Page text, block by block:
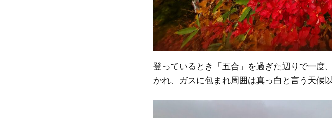
登っているとき「五合」を過ぎた辺りで一度
かれ、ガスに包まれ周囲は真っ白と言う天候